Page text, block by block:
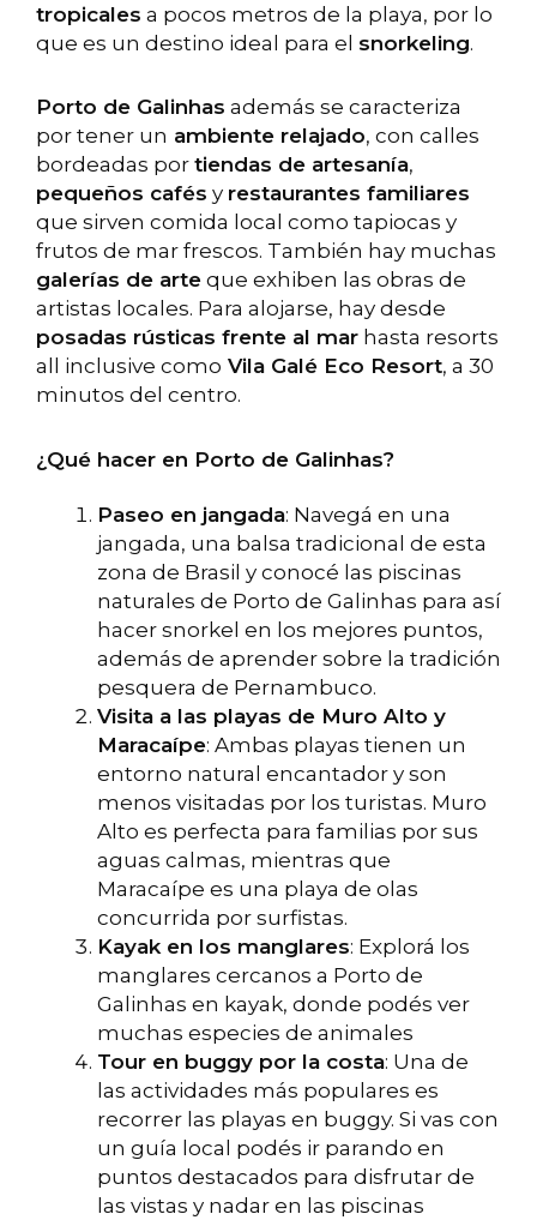
tropicales a pocos metros de la playa, por lo
que es un destino ideal para el snorkeling.
Porto de Galinhas además se caracteriza
por tener un ambiente relajado, con calles
bordeadas por tiendas de artesanía,
pequeños cafés y restaurantes familiares
que sirven comida local como tapiocas y
frutos de mar frescos. También hay muchas
galerías de arte que exhiben las obras de
artistas locales. Para alojarse, hay desde
posadas rústicas frente al mar hasta resorts
all inclusive como Vila Galé Eco Resort, a 30
minutos del centro.
¿Qué hacer en Porto de Galinhas?
Paseo en jangada: Navegá en una
jangada, una balsa tradicional de esta
zona de Brasil y conocé las piscinas
naturales de Porto de Galinhas para así
hacer snorkel en los mejores puntos,
además de aprender sobre la tradición
pesquera de Pernambuco.
Visita a las playas de Muro Alto y
Maracaípe: Ambas playas tienen un
entorno natural encantador y son
menos visitadas por los turistas. Muro
Alto es perfecta para familias por sus
aguas calmas, mientras que
Maracaípe es una playa de olas
concurrida por surfistas.
Kayak en los manglares: Explorá los
manglares cercanos a Porto de
Galinhas en kayak, donde podés ver
muchas especies de animales
Tour en buggy por la costa: Una de
las actividades más populares es
recorrer las playas en buggy. Si vas con
un guía local podés ir parando en
puntos destacados para disfrutar de
las vistas y nadar en las piscinas